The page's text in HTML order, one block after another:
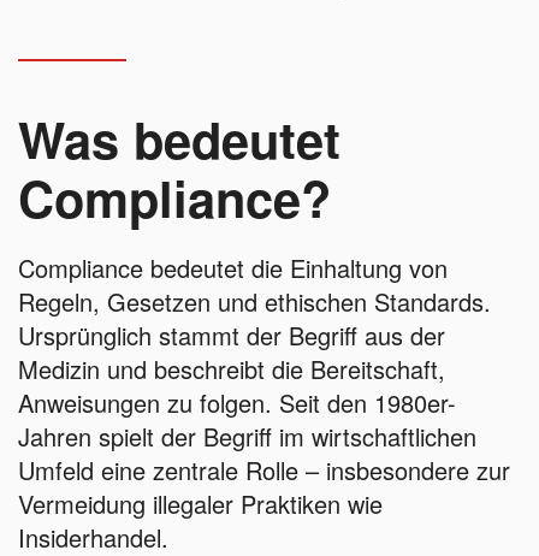
Was bedeutet
Compliance?
Compliance bedeutet die Einhaltung von
Regeln, Gesetzen und ethischen Standards.
Ursprünglich stammt der Begriff aus der
Medizin und beschreibt die Bereitschaft,
Anweisungen zu folgen. Seit den 1980er-
Jahren spielt der Begriff im wirtschaftlichen
Umfeld eine zentrale Rolle – insbesondere zur
Vermeidung illegaler Praktiken wie
Insiderhandel.